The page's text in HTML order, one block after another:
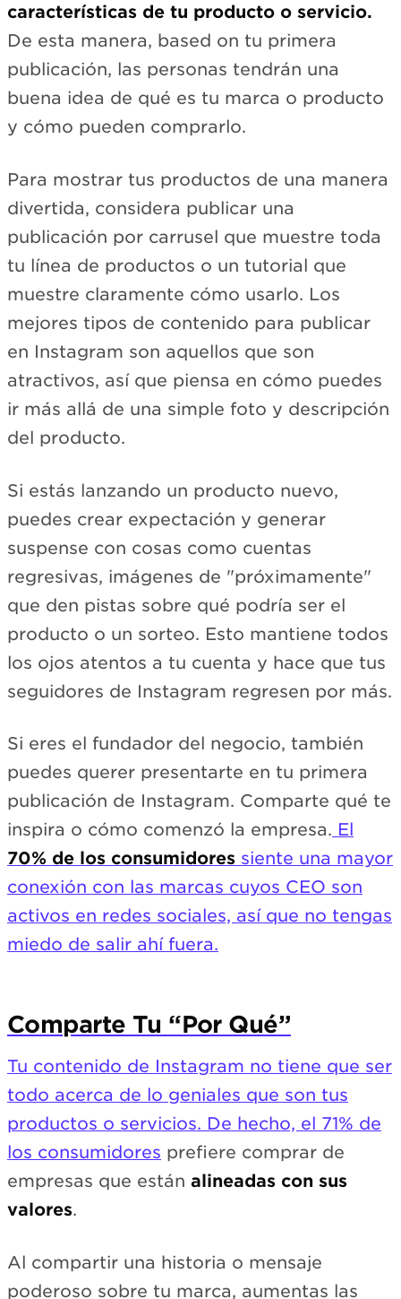
características de tu producto o servicio.
De esta manera, based on tu primera
publicación, las personas tendrán una
buena idea de qué es tu marca o producto
y cómo pueden comprarlo.
Para mostrar tus productos de una manera
divertida, considera publicar una
publicación por carrusel que muestre toda
tu línea de productos o un tutorial que
muestre claramente cómo usarlo. Los
mejores tipos de contenido para publicar
en Instagram son aquellos que son
atractivos, así que piensa en cómo puedes
ir más allá de una simple foto y descripción
del producto.
Si estás lanzando un producto nuevo,
puedes crear expectación y generar
suspense con cosas como cuentas
regresivas, imágenes de "próximamente"
que den pistas sobre qué podría ser el
producto o un sorteo. Esto mantiene todos
los ojos atentos a tu cuenta y hace que tus
seguidores de Instagram regresen por más.
Si eres el fundador del negocio, también
puedes querer presentarte en tu primera
publicación de Instagram. Comparte qué te
inspira o cómo comenzó la empresa. El
70% de los consumidores siente una mayor
conexión con las marcas cuyos CEO son
activos en redes sociales, así que no tengas
miedo de salir ahí fuera.
Comparte Tu “Por Qué”
Tu contenido de Instagram no tiene que ser
todo acerca de lo geniales que son tus
productos o servicios. De hecho, el 71% de
los consumidores prefiere comprar de
empresas que están alineadas con sus
valores.
Al compartir una historia o mensaje
poderoso sobre tu marca, aumentas las